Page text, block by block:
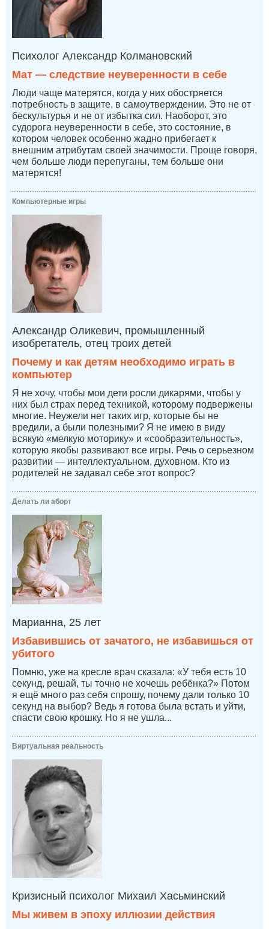
Психолог Александр Колмановский
Мат — следствие неуверенности в себе
Люди чаще матерятся, когда у них обостряется
потребность в защите, в самоутверждении. Это не от
бескультурья и не от избытка сил. Наоборот, это
судорога неуверенности в себе, это состояние, в
котором человек особенно жадно прибегает к
внешним атрибутам своей значимости. Проще говоря,
чем больше люди перепуганы, тем больше они
матерятся!
Компьютерные игры
Александр Оликевич, промышленный
изобретатель, отец троих детей
Почему и как детям необходимо играть в
компьютер
Я не хочу, чтобы мои дети росли дикарями, чтобы у
них был страх перед техникой, которому подвержены
многие. Неужели нет таких игр, которые бы не
вредили, а были полезными? Я не имею в виду
всякую «мелкую моторику» и «сообразительность»,
которую якобы развивают все игры. Речь о серьезном
развитии — интеллектуальном, духовном. Кто из
родителей не задавал себе этот вопрос?
Делать ли аборт
Марианна, 25 лет
Избавившись от зачатого, не избавишься от
убитого
Помню, уже на кресле врач сказала: «У тебя есть 10
секунд, решай, ты точно не хочешь ребёнка?» Потом
я ещё много раз себя спрошу, почему дали только 10
секунд на выбор? Ведь я готова была встать и уйти,
спасти свою крошку. Но я не ушла...
Виртуальная реальность
Кризисный психолог Михаил Хасьминский
Мы живем в эпоху иллюзии действия